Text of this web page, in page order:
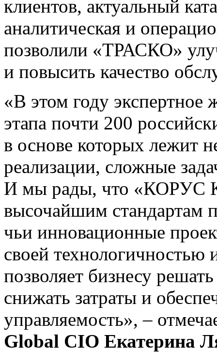
клиентов, актуальный
аналитическая и
позволили «ТРАСКО»
и повысить качество
«В этом году
этапа почти 200
в основе которых лежит
реализации, сложные
И мы рады, что «КОРУС
высочайшим стандартам
чьи инновационные
своей
позволяет бизнесу
снижать затраты и
управляемость», –
Global CIO Екатерина